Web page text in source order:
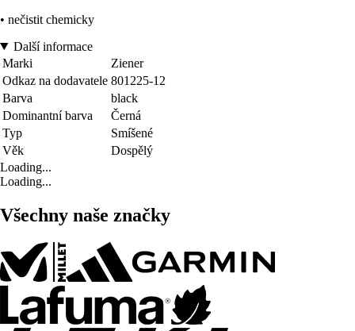
• nečistit chemicky
Další informace
Marki
Ziener
Odkaz na dodavatele 801225-12
Barva
black
Dominantní barva
Černá
Typ
Smíšené
Věk
Dospělý
Loading...
Loading...
Všechny naše značky